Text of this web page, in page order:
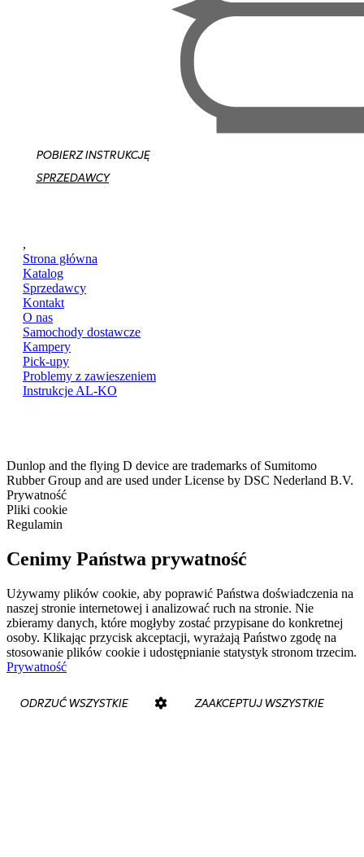
POBIERZ INSTRUKCJĘ
SPRZEDAWCY
,
Strona główna
Katalog
Sprzedawcy
Kontakt
O nas
Samochody dostawcze
Kampery
Pick-upy
Problemy z zawieszeniem
Instrukcje AL-KO
Dunlop and the flying D device are trademarks of Sumitomo
Rubber Group and are used under License by DSC Nederland B.V.
Prywatność
Pliki cookie
Regulamin
Cenimy Państwa prywatność
Używamy plików cookie, aby poprawić Państwa doświadczenia na
naszej stronie internetowej i analizować ruch na stronie. Nie
zbieramy danych, które mogłyby zostać przypisane do konkretnej
osoby. Klikając przycisk akceptacji, wyrażają Państwo zgodę na
stosowanie plików cookie i udostępnianie statystyk stronom trzecim.
Prywatność
ODRZUĆ WSZYSTKIE ZAAKCEPTUJ WSZYSTKIE